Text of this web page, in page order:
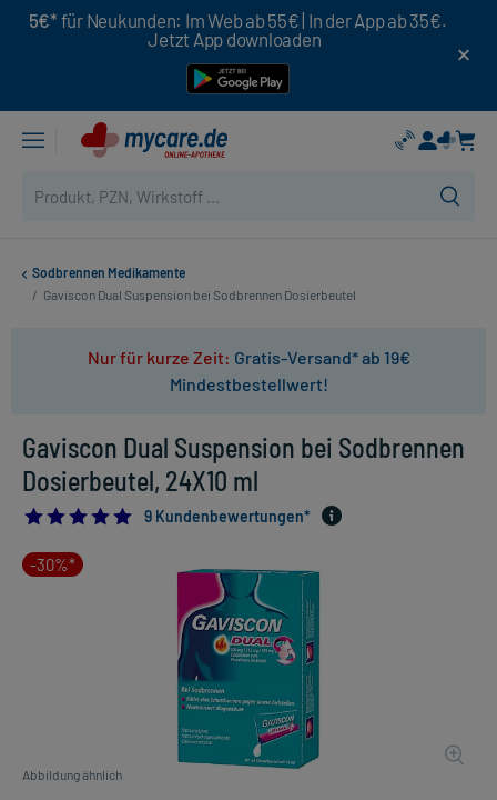
5€* für Neukunden: Im Web ab 55€ | In der App ab 35€.
Jetzt App downloaden
Sodbrennen Medikamente
/ Gaviscon Dual Suspension bei Sodbrennen Dosierbeutel
Nur für kurze Zeit: Gratis-Versand* ab 19€
Mindestbestellwert!
Gaviscon Dual Suspension bei Sodbrennen
Dosierbeutel, 24X10 ml
5.0
9 Kundenbewertungen*
-30%*
Abbildung ähnlich